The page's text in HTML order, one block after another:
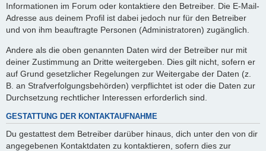
Informationen im Forum oder kontaktiere den Betreiber. Die E-Mail-
Adresse aus deinem Profil ist dabei jedoch nur für den Betreiber
und von ihm beauftragte Personen (Administratoren) zugänglich.
Andere als die oben genannten Daten wird der Betreiber nur mit
deiner Zustimmung an Dritte weitergeben. Dies gilt nicht, sofern er
auf Grund gesetzlicher Regelungen zur Weitergabe der Daten (z.
B. an Strafverfolgungsbehörden) verpflichtet ist oder die Daten zur
Durchsetzung rechtlicher Interessen erforderlich sind.
GESTATTUNG DER KONTAKTAUFNAHME
Du gestattest dem Betreiber darüber hinaus, dich unter den von dir
angegebenen Kontaktdaten zu kontaktieren, sofern dies zur